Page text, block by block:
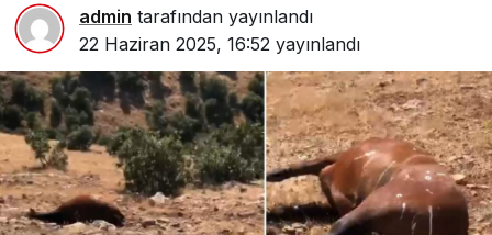
admin tarafından yayınlandı
22 Haziran 2025, 16:52 yayınlandı